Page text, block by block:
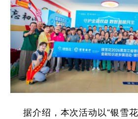
会展 彩票 娱
悦读 公益 书
亚太网 上市公司 投教
地方频道
北京 天津 河
据介绍，本次活动以“银雪花